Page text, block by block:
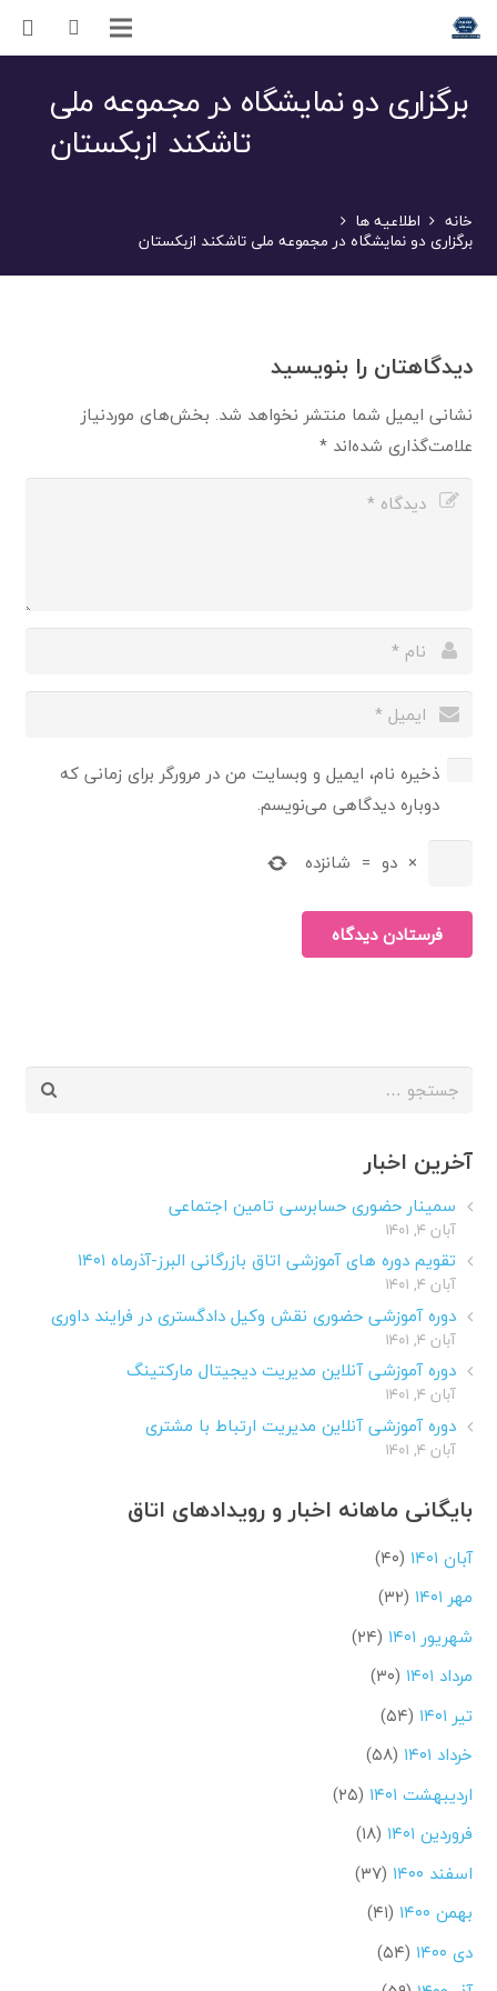
برگزاری دو نمایشگاه در مجموعه ملی
تاشکند ازبکستان
خانه اطلاعیه ها
برگزاری دو نمایشگاه در مجموعه ملی تاشکند ازبکستان
دیدگاهتان را بنویسید
نشانی ایمیل شما منتشر نخواهد شد. بخش‌های موردنیاز
علامت‌گذاری شده‌اند*
ذخیره نام، ایمیل و وبسایت من در مرورگر برای زمانی که
دوباره دیدگاهی می‌نویسم.
× دو = شانزده
فرستادن دیدگاه
جستجو
آخرین اخبار
سمینار حضوری حسابرسی تامین اجتماعی
آبان ۴, ۱۴۰۱
تقویم دوره های آموزشی اتاق بازرگانی البرز-آذرماه ۱۴۰۱
آبان ۴, ۱۴۰۱
دوره آموزشی حضوری نقش وکیل دادگستری در فرایند داوری
آبان ۴, ۱۴۰۱
دوره آموزشی آنلاین مدیریت دیجیتال مارکتینگ
آبان ۴, ۱۴۰۱
دوره آموزشی آنلاین مدیریت ارتباط با مشتری
آبان ۴, ۱۴۰۱
بایگانی ماهانه اخبار و رویدادهای اتاق
آبان ۱۴۰۱
(۴۰)
مهر ۱۴۰۱
(۳۲)
شهریور ۱۴۰۱
(۲۴)
مرداد ۱۴۰۱
(۳۰)
تیر ۱۴۰۱
(۵۴)
خرداد ۱۴۰۱
(۵۸)
اردیبهشت ۱۴۰۱
(۲۵)
فروردین ۱۴۰۱
(۱۸)
اسفند ۱۴۰۰
(۳۷)
بهمن ۱۴۰۰
(۴۱)
دی ۱۴۰۰
(۵۴)